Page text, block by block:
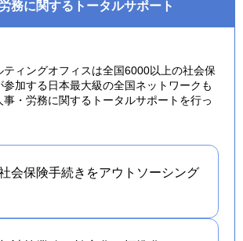
務に関するトータルサポート
ティングオフィスは全国6000以上の社会保
参加する日本最大級の全国ネットワークも
・労務に関するトータルサポートを行っ
会保険手続きをアウトソーシング